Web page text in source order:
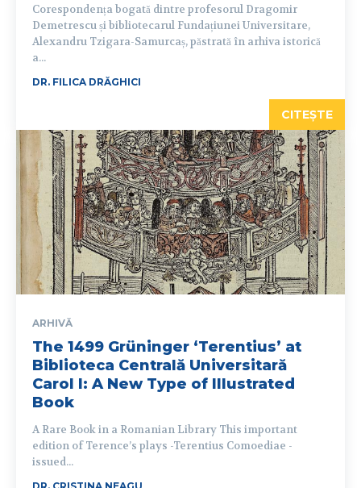
Corespondența bogată dintre profesorul Dragomir
Demetrescu și bibliotecarul Fundațiunei Universitare,
Alexandru Tzigara-Samurcaș, păstrată în arhiva istorică
a...
DR. FILICA DRĂGHICI
CITEȘTE
ARHIVĂ
The 1499 Grüninger ‘Terentius’ at
Biblioteca Centrală Universitară
Carol I: A New Type of Illustrated
Book
A Rare Book in a Romanian Library This important
edition of Terence’s plays -Terentius Comoediae -
issued...